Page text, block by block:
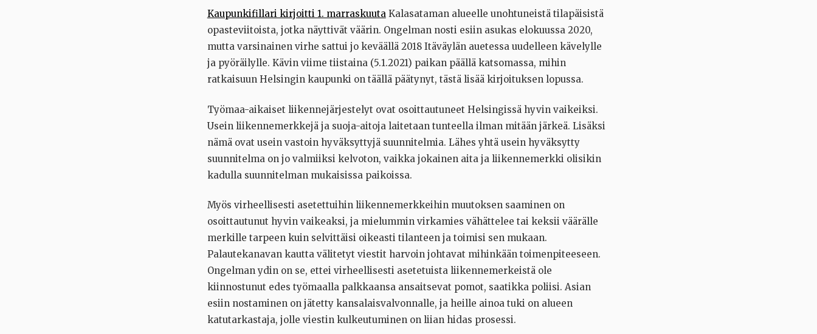
Kaupunkifillari kirjoitti 1. marraskuutaKalasataman alueelle unohtuneistä tilapäisistä
opasteviitoista, jotka näyttivät väärin. Ongelman nosti esiin asukas elokuussa 2020,
mutta varsinainen virhe sattui jo keväällä 2018 Itäväylän auetessa uudelleen kävelylle
ja pyöräilylle. Kävin viime tiistaina (5.1.2021) paikan päällä katsomassa, mihin
ratkaisuun Helsingin kaupunki on täällä päätynyt, tästä lisää kirjoituksen lopussa.
Työmaa-aikaiset liikennejärjestelyt ovat osoittautuneet Helsingissä hyvin vaikeiksi.
Usein liikennemerkkejä ja suoja-aitoja laitetaan tunteella ilman mitään järkeä. Lisäksi
nämä ovat usein vastoin hyväksyttyjä suunnitelmia. Lähes yhtä usein hyväksytty
suunnitelma on jo valmiiksi kelvoton, vaikka jokainen aita ja liikennemerkki olisikin
kadulla suunnitelman mukaisissa paikoissa.
Myös virheellisesti asetettuihin liikennemerkkeihin muutoksen saaminen on
osoittautunut hyvin vaikeaksi, ja mielummin virkamies vähättelee tai keksii väärälle
merkille tarpeen kuin selvittäisi oikeasti tilanteen ja toimisi sen mukaan.
Palautekanavan kautta välitetyt viestit harvoin johtavat mihinkään toimenpiteeseen.
Ongelman ydin on se, ettei virheellisesti asetetuista liikennemerkeistä ole
kiinnostunut edes työmaalla palkkaansa ansaitsevat pomot, saatikka poliisi. Asian
esiin nostaminen on jätetty kansalaisvalvonnalle, ja heille ainoa tuki on alueen
katutarkastaja, jolle viestin kulkeutuminen on liian hidas prosessi.